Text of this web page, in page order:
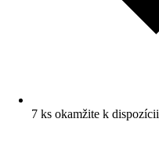
7 ks okamžite k dispozícii